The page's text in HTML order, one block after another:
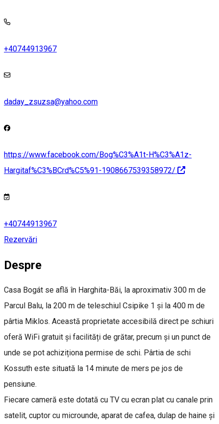
+40744913967
daday_zsuzsa@yahoo.com
https://www.facebook.com/Bog%C3%A1t-H%C3%A1z-
Hargitaf%C3%BCrd%C5%91-1908667539358972/
+40744913967
Rezervări
Despre
Casa Bogát se află în Harghita-Băi, la aproximativ 300 m de
Parcul Balu, la 200 m de teleschiul Csipike 1 și la 400 m de
pârtia Miklos. Această proprietate accesibilă direct pe schiuri
oferă WiFi gratuit și facilități de grătar, precum și un punct de
unde se pot achiziționa permise de schi. Pârtia de schi
Kossuth este situată la 14 minute de mers pe jos de
pensiune.
Fiecare cameră este dotată cu TV cu ecran plat cu canale prin
satelit, cuptor cu microunde, aparat de cafea, dulap de haine și